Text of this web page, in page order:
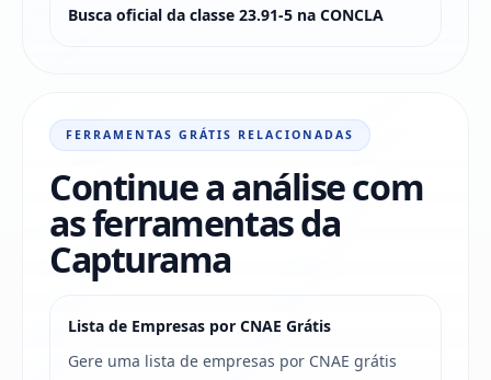
Busca oficial da classe 23.91-5 na CONCLA
FERRAMENTAS GRÁTIS RELACIONADAS
Continue a análise com
as ferramentas da
Capturama
Lista de Empresas por CNAE Grátis
Gere uma lista de empresas por CNAE grátis